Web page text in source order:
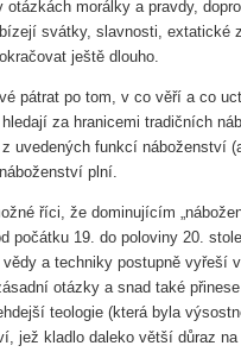
otázkách morálky a pravdy,
svátky, slavnosti, extatické
ještě dlouho.
pátrat po tom, v co věří a co
za hranicemi tradičních
uvedených funkcí náboženství
plní.
říci, že dominujícím
počátku 19. do poloviny 20.
a techniky postupně vyřeší
otázky a snad také
teologie (která byla
jež kladlo daleko větší důraz na